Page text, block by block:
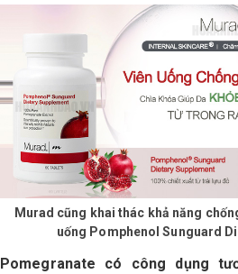
Murad cũng khai thác khả năng
uống Pomphenol Sunguard
Pomegranate có công dụng